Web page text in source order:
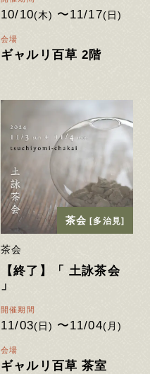
10/10(木) 〜11/17(日)
会場
ギャルリ百草 2階
茶会 [多治見]
茶会
【終了】「 土詠茶会
」
開催期間
11/03(日) 〜11/04(月)
会場
ギャルリ百草 茶室